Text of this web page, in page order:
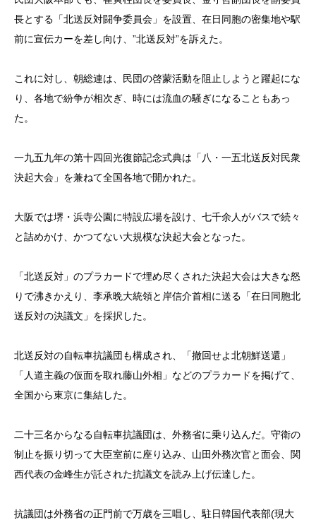
長とする「北送反対闘争委員会」を設置、在日同胞の密集地や駅
前に宣伝カーを差し向け、”北送反対”を訴えた。
これに対し、朝総連は、民団の啓蒙活動を阻止しようと躍起にな
り、各地で紛争が相次ぎ、時には流血の騒ぎになることもあっ
た。
一九五九年の第十四回光復節記念式典は「八・一五北送反対民衆
決起大会」を兼ねて全国各地で開かれた。
大阪では堺・浜寺公園に特設広場を設け、七千余人がバスで続々
と詰めかけ、かつてない大規模な決起大会となった。
「北送反対」のプラカードで埋め尽くされた決起大会は大きな怒
りで沸きかえり、李承晩大統領と岸信介首相に送る「在日同胞北
送反対の決議文」を採択した。
北送反対の自転車抗議団も構成され、「撤回せよ北朝鮮送還」
「人道主義の仮面を取れ藤山外相」などのプラカードを掲げて、
全国から東京に集結した。
二十三名からなる自転車抗議団は、外務省に乗り込んだ。守衛の
制止を振り切って大臣室前に座り込み、山田外務次官と面会、関
西代表の金峰生が託された抗議文を読み上げ伝達した。
抗議団は外務省の正門前で万歳を三唱し、駐日韓国代表部(現大